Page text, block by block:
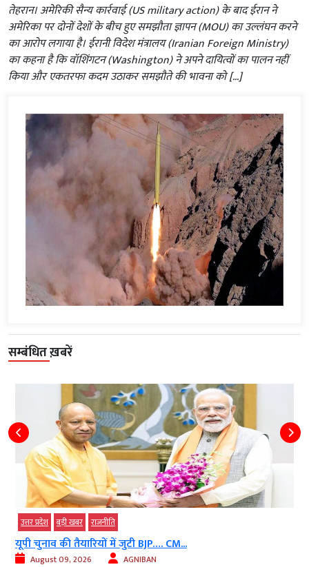
तेहरान। अमेरिकी सैन्य कार्रवाई (US military action) के बाद ईरान ने
अमेरिका पर दोनों देशों के बीच हुए समझौता ज्ञापन (MOU) का उल्लंघन करने
का आरोप लगाया है। ईरानी विदेश मंत्रालय (Iranian Foreign Ministry)
का कहना है कि वॉशिंगटन (Washington) ने अपने दायित्वों का पालन नहीं
किया और एकतरफा कदम उठाकर समझौते की भावना को […]
सम्बंधित ख़बरें
उत्तर प्रदेश बड़ी खबर राजनीति
यूपी चुनाव की तैयारियों में जुटी BJP…. CM...
August 09, 2026 AGNIBAN